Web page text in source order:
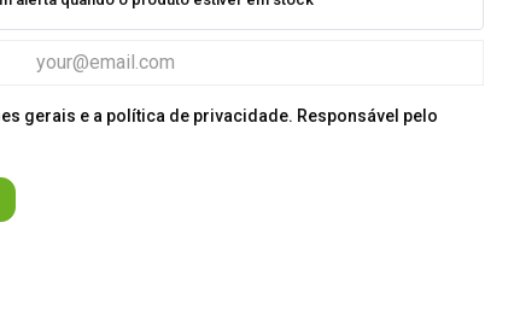
gerais e a política de privacidade. Responsável pelo